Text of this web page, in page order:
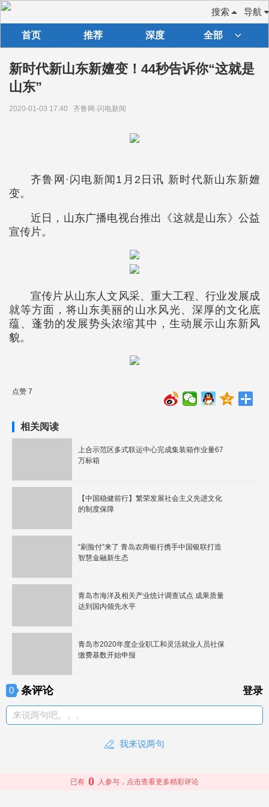
导航
搜索
首页 推荐 深度 全部
新时代新山东新嬗变！44秒告诉你“这就是
山东”
2020-01-03 17:40 齐鲁网·闪电新闻
齐鲁网·闪电新闻1月2日讯 新时代新山东新嬗
变。
近日，山东广播电视台推出《这就是山东》公益
宣传片。
宣传片从山东人文风采、重大工程、行业发展成
就等方面，将山东美丽的山水风光、深厚的文化底
蕴、蓬勃的发展势头浓缩其中，生动展示山东新风
貌。
点赞 7
相关阅读
上合示范区多式联运中心完成集装箱作业量67
万标箱
【中国稳健前行】繁荣发展社会主义先进文化
的制度保障
“刷脸付”来了 青岛农商银行携手中国银联打造
智慧金融新生态
青岛市海洋及相关产业统计调查试点 成果质量
达到国内领先水平
青岛市2020年度企业职工和灵活就业人员社保
缴费基数开始申报
0 条评论 登录
来说两句吧。。。
我来说两句
已有 0 人参与，点击查看更多精彩评论